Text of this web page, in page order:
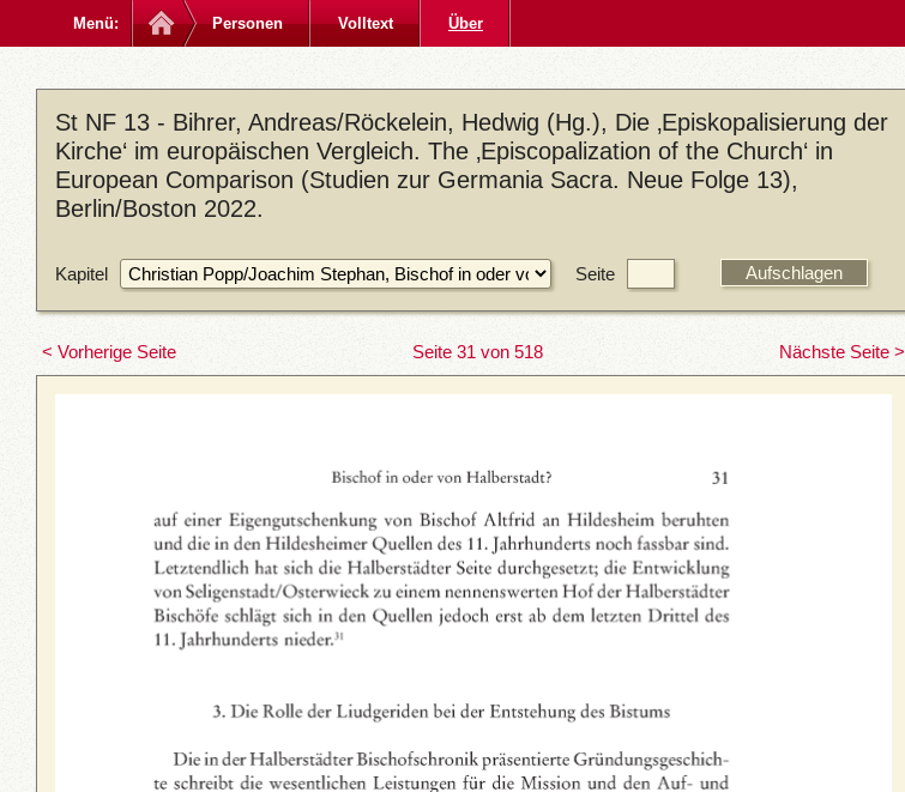
Menü: Personen Volltext Über
St NF 13 - Bihrer, Andreas/Röckelein, Hedwig (Hg.), Die ‚Episkopalisierung der
Kirche‘ im europäischen Vergleich. The ‚Episcopalization of the Church‘ in
European Comparison (Studien zur Germania Sacra. Neue Folge 13),
Berlin/Boston 2022.
Kapitel Seite
< Vorherige Seite Seite 31 von 518 Nächste Seite >